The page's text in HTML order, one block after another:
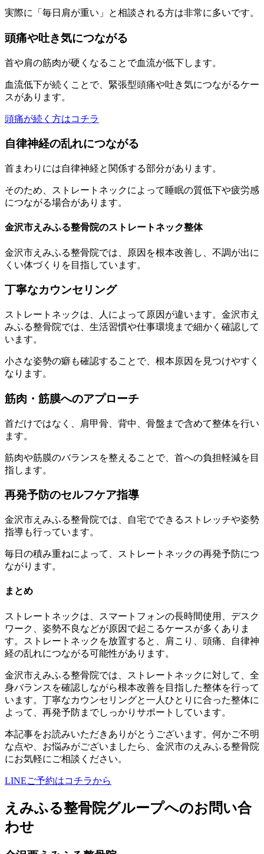
実際に「毎日肩が重い」と相談される方は非常に多いです。
頭痛や吐き気につながる
首や肩の筋肉が硬くなることで血流が低下します。
血流低下が続くことで、緊張型頭痛や吐き気につながるケー
スがあります。
頭痛が続く方はコチラ
自律神経の乱れにつながる
首まわりには自律神経と関係する部分があります。
そのため、ストレートネックによって睡眠の質低下や疲労感
につながる場合があります。
金沢市えみふる整骨院のストレートネック整体
金沢市えみふる整骨院では、原因を根本改善し、不調が出に
くい体づくりを目指しています。
丁寧なカウンセリング
ストレートネックは、人によって原因が違います。金沢市え
みふる整骨院では、生活習慣や仕事環境まで細かく確認して
います。
小さな姿勢の癖も確認することで、根本原因を見つけやすく
なります。
筋肉・筋膜へのアプローチ
首だけではなく、肩甲骨、背中、骨盤まで含めて整体を行い
ます。
筋肉や筋膜のバランスを整えることで、首への負担軽減を目
指します。
再発予防のセルフケア指導
金沢市えみふる整骨院では、自宅でできるストレッチや姿勢
指導も行っています。
毎日の積み重ねによって、ストレートネックの再発予防につ
ながります。
まとめ
ストレートネックは、スマートフォンの長時間使用、デスク
ワーク、姿勢不良などが原因で起こるケースが多くありま
す。ストレートネックを放置すると、肩こり、頭痛、自律神
経の乱れにつながる可能性があります。
金沢市えみふる整骨院では、ストレートネックに対して、全
身バランスを確認しながら根本改善を目指した整体を行って
います。丁寧なカウンセリングと一人ひとりに合った整体に
よって、再発予防までしっかりサポートしています。
本記事をお読みいただきありがとうございます。何かご不明
な点や、お悩みがございましたら、金沢市のえみふる整骨院
にお気軽にご相談ください。
LINEご予約はコチラから
えみふる整骨院グループへのお問い合
わせ